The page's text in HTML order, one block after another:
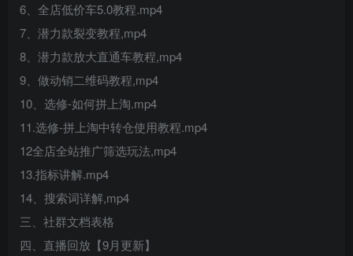
6、全店低价车5.0教程.mp4
7、潜力款裂变教程,mp4
8、潜力款放大直通车教程,mp4
9、做动销二维码教程,mp4
10、选修-如何拼上淘.mp4
11.选修-拼上淘中转仓使用教程.mp4
12全店全站推广筛选玩法,mp4
13.指标讲解.mp4
14、搜索词详解,mp4
三、社群文档表格
四、直播回放【9月更新】